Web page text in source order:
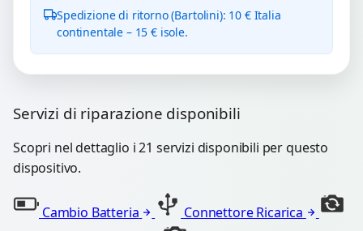
Spedizione di ritorno (Bartolini): 10 € Italia
continentale – 15 € isole.
Servizi di riparazione disponibili
Scopri nel dettaglio i 21 servizi disponibili per questo
dispositivo.
Cambio Batteria
Connettore Ricarica